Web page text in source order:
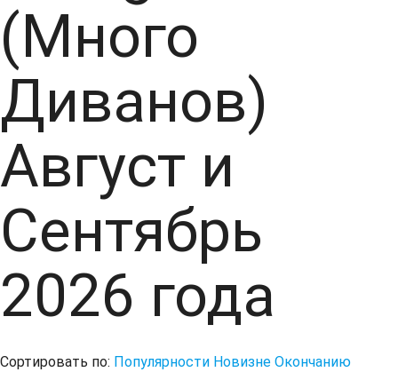
(Много
Диванов)
Август и
Сентябрь
2026 года
Сортировать по: Популярности Новизне Окончанию